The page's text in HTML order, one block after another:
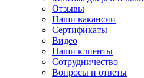
Отзывы
Наши вакансии
Сертификаты
Видео
Наши клиенты
Сотрудничество
Вопросы и ответы